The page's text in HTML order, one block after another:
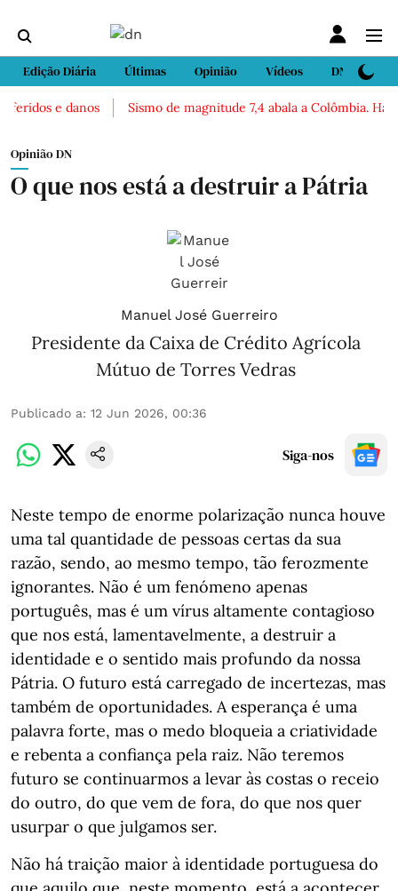
Edição Diária Últimas Opinião Vídeos DN Sport
e danos Sismo de magnitude 7,4 abala a Colômbia. Há
Opinião DN
O que nos está a destruir a Pátria
Manuel José Guerreiro
Presidente da Caixa de Crédito Agrícola
Mútuo de Torres Vedras
Publicado a: 12 Jun 2026, 00:36
Siga-nos
Neste tempo de enorme polarização nunca houve
uma tal quantidade de pessoas certas da sua
razão, sendo, ao mesmo tempo, tão ferozmente
ignorantes. Não é um fenómeno apenas
português, mas é um vírus altamente contagioso
que nos está, lamentavelmente, a destruir a
identidade e o sentido mais profundo da nossa
Pátria. O futuro está carregado de incertezas, mas
também de oportunidades. A esperança é uma
palavra forte, mas o medo bloqueia a criatividade
e rebenta a confiança pela raiz. Não teremos
futuro se continuarmos a levar às costas o receio
do outro, do que vem de fora, do que nos quer
usurpar o que julgamos ser.
Não há traição maior à identidade portuguesa do